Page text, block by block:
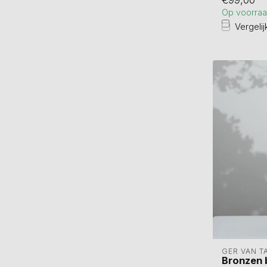
Op
GER VAN
Bronzen